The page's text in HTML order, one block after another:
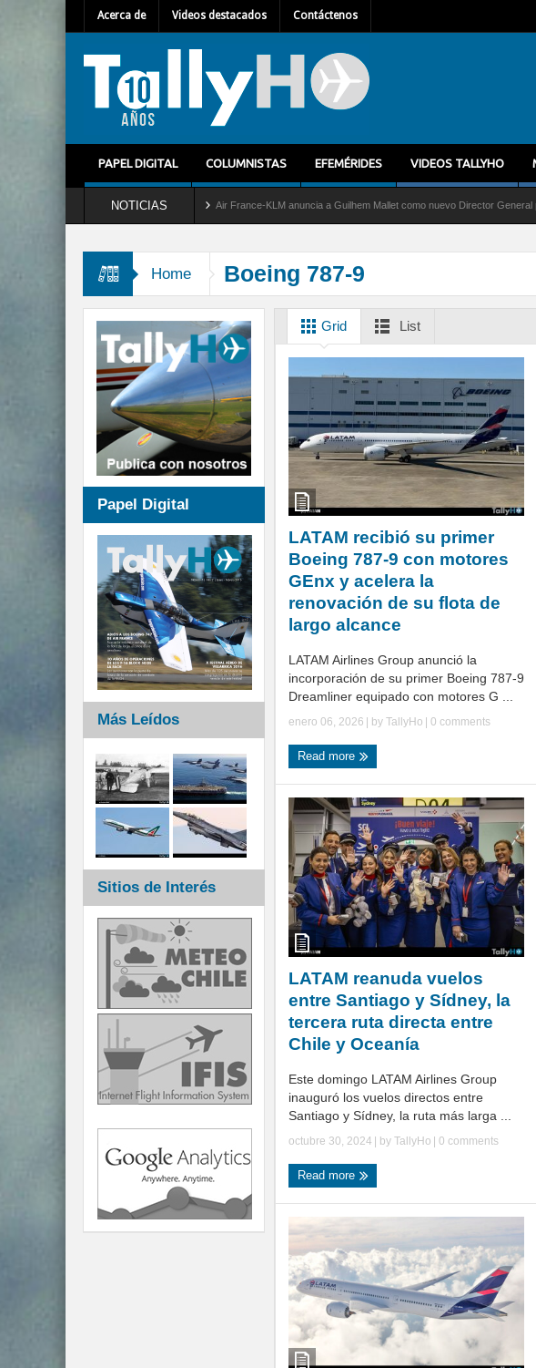
Acerca de Videos destacados Contáctenos
PAPEL DIGITAL COLUMNISTAS EFEMÉRIDES VIDEOS TALLYHO
NOTICIASAir France-KLM anuncia a Guilhem Mallet como nuevo Director General para América
Home Boeing 787-9
Grid List
LATAM recibió su primer
Boeing 787-9 con motores
GEnx y acelera la
renovación de su flota de
largo alcance
LATAM Airlines Group anunció la
incorporación de su primer Boeing 787-9
Dreamliner equipado con motores G ...
enero 06, 2026 | by TallyHo 0 comments
Read more
LATAM reanuda vuelos
entre Santiago y Sídney, la
tercera ruta directa entre
Chile y Oceanía
Este domingo LATAM Airlines Group
inauguró los vuelos directos entre
Santiago y Sídney, la ruta más larga ...
octubre 30, 2024 | by TallyHo | 0 comments
Read more
Papel Digital
Más Leídos
Sitios de Interés